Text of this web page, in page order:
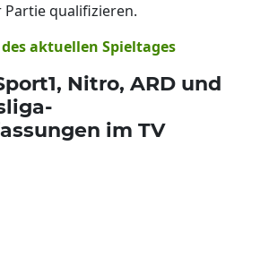
Partie qualifizieren.
aktuellen Spieltages
Nitro, ARD und
im TV